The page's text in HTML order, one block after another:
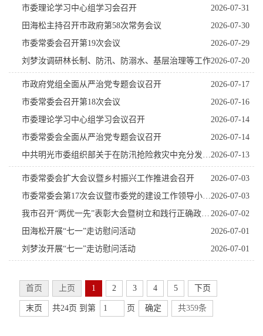
2026-07-31
市委理论学习中心组学习会召开
2026-07-30
田海松主持召开市政府第58次常务会议
2026-07-29
市委常委会召开第19次会议
2026-07-20
刘梦汝调研林长制、防汛、防溺水、基层治理等工作
2026-07-17
市政府党组全面从严治党专题会议召开
2026-07-16
市委常委会召开第18次会议
2026-07-14
市委理论学习中心组学习会议召开
2026-07-14
市委常委会全面从严治党专题会议召开
2026-07-13
中共明光市委组织部关于在防汛抢险救灾中充分发挥基层党组织战斗堡垒作用和广大党员先锋模范作用...
2026-07-03
市委常委会扩大会议暨乡村振兴工作推进会召开
2026-07-03
市委常委会第17次会议暨市委党的建设工作领导小组会议召开
2026-07-02
我市召开“两优一先”表彰大会暨树立和践行正确政绩观学习教育专题党课报告会
2026-07-01
田海松开展“七一”走访慰问活动
2026-07-01
刘梦汝开展“七一”走访慰问活动
首页 上页 1 2 3 4 5 下页
末页 共24页 到第 页 确定 共359条